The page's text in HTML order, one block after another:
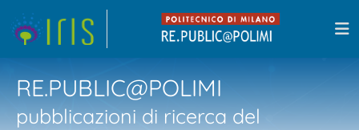
RE.PUBLIC@POLIMI
pubblicazioni di ricerca del